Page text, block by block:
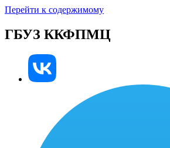
Перейти к содержимому
ГБУЗ ККФПМЦ